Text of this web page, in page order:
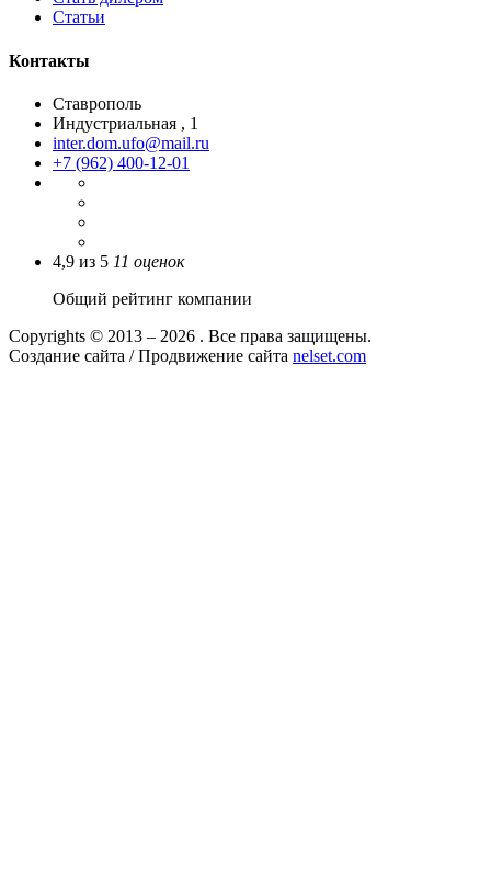
Статьи
Контакты
Ставрополь
Индустриальная , 1
inter.dom.ufo@mail.ru
+7 (962) 400-12-01
4,9 из 5 11 оценок
Общий рейтинг компании
Copyrights © 2013 – 2026 . Все права защищены.
Создание сайта / Продвижение сайта nelset.com